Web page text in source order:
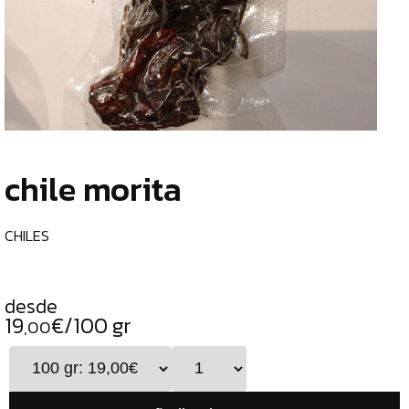
TIENDA
CHOCOLATES
ESPECIALES
ESPECIAS
CAFÉS
GENERAL
CHILES
SETAS
ALGAS
chile morita
CHILES
desde
19,00€/100 gr